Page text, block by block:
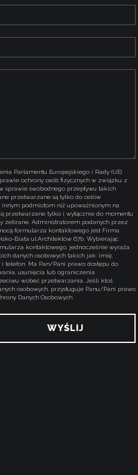
Parlamentu Europejskiego i Rady (UE)
osób fizycznych w związku z
sprawie swobodnego przepływu takich
przetwarzane są tylko do celów
przetwarzane tylko i wyłącznie do momentu
formularza kontaktowego jest Firma
kontaktowego, jednocześnie wyraża
telefon. Ma Pan/Pani prawo dostępu do
wobec przetwarzania. Jeśli ktoś
Panu/Pani prawo
Danych Osobowych.
WYŚLIJ